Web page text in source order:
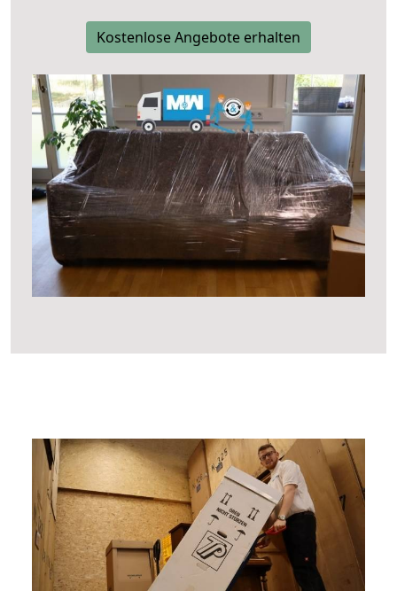
Kostenlose Angebote erhalten